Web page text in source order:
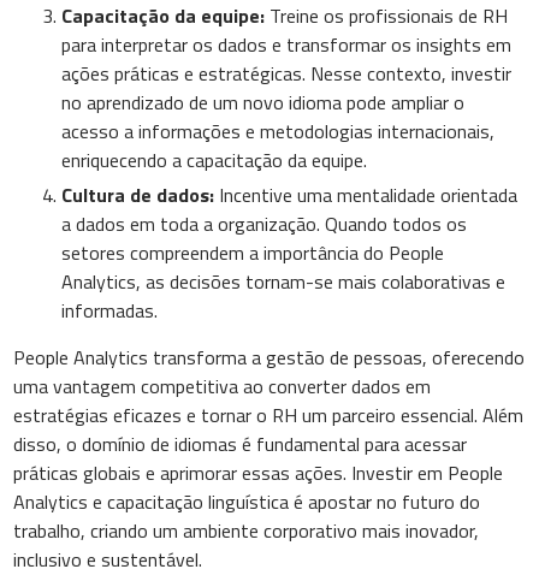
Capacitação da equipe: Treine os profissionais de RH
para interpretar os dados e transformar os insights em
ações práticas e estratégicas. Nesse contexto, investir
no aprendizado de um novo idioma pode ampliar o
acesso a informações e metodologias internacionais,
enriquecendo a capacitação da equipe.
Cultura de dados: Incentive uma mentalidade orientada
a dados em toda a organização. Quando todos os
setores compreendem a importância do People
Analytics, as decisões tornam-se mais colaborativas e
informadas.
People Analytics transforma a gestão de pessoas, oferecendo
uma vantagem competitiva ao converter dados em
estratégias eficazes e tornar o RH um parceiro essencial. Além
disso, o domínio de idiomas é fundamental para acessar
práticas globais e aprimorar essas ações. Investir em People
Analytics e capacitação linguística é apostar no futuro do
trabalho, criando um ambiente corporativo mais inovador,
inclusivo e sustentável.